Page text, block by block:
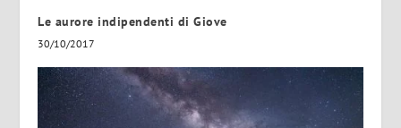
Le aurore indipendenti di Giove
30/10/2017